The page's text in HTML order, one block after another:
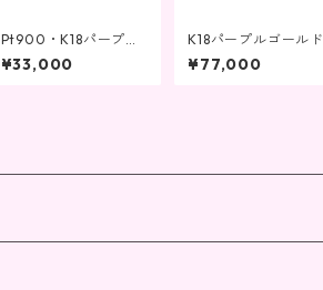
Pt900・K18パープル
ゴールド ペンダント
ピアスチャーム兼用 三
¥33,000
K18パープルゴールド
三日月ペンダントK18
ネックレス
¥77,000